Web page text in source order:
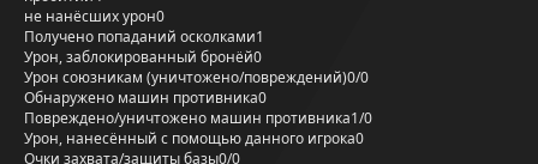
не нанёсших урон0
Получено попаданий осколками1
Урон, заблокированный бронёй0
Урон союзникам (уничтожено/повреждений)0/0
Обнаружено машин противника0
Повреждено/уничтожено машин противника1/0
Урон, нанесённый с помощью данного игрока0
Очки захвата/защиты базы0/0